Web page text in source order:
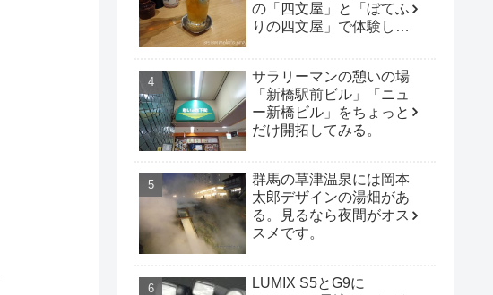
の「四文屋」と「ぼてふ
りの四文屋」で体験して
サラリーマンの憩いの場
「新橋駅前ビル」「ニュ
ー新橋ビル」をちょっと
だけ開拓してみる。
群馬の草津温泉には岡本
太郎デザインの湯畑があ
る。見るなら夜間がオス
スメです。
LUMIX S5とG9に